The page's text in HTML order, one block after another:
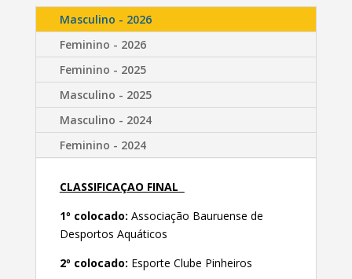
Masculino - 2026
Feminino - 2026
Feminino - 2025
Masculino - 2025
Masculino - 2024
Feminino - 2024
CLASSIFICAÇAO FINAL
1º colocado: Associação Bauruense de
Desportos Aquáticos
2º colocado: Esporte Clube Pinheiros